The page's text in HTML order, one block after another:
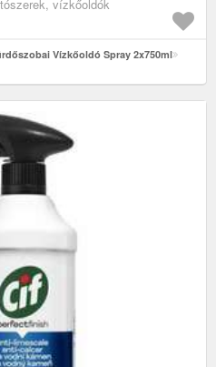
vízkőoldók
Vízkőoldó Spray 2x750ml